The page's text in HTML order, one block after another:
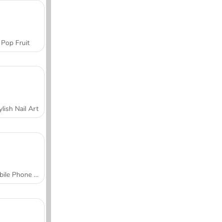
Pop Fruit
Nail Art
Mobile Phone Case Design & DIY